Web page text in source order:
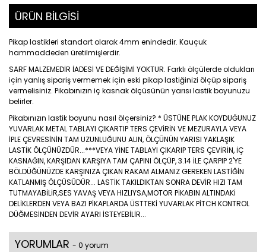
ÜRÜN BİLGİSİ
Pikap lastikleri standart olarak 4mm enindedir. Kauçuk
hammaddeden üretilmişlerdir.
SARF MALZEMEDİR İADESİ VE DEĞİŞİMİ YOKTUR. Farklı ölçülerde oldukları
için yanlış sipariş vermemek için eski pikap lastiğinizi ölçüp sipariş
vermelisiniz. Pikabınızın iç kasnak ölçüsünün yarısı lastik boyunuzu
belirler.
Pikabınızın lastik boyunu nasıl ölçersiniz? * ÜSTÜNE PLAK KOYDUĞUNUZ
YUVARLAK METAL TABLAYI ÇIKARTIP TERS ÇEVİRİN VE MEZURAYLA VEYA
İPLE ÇEVRESİNİN TAM UZUNLUĞUNU ALIN, ÖLÇÜNÜN YARISI YAKLAŞIK
LASTİK ÖLÇÜNÜZDÜR...***VEYA YİNE TABLAYI ÇIKARIP TERS ÇEVİRİN, İÇ
KASNAĞIN, KARŞIDAN KARŞIYA TAM ÇAPINI ÖLÇÜP, 3.14 İLE ÇARPIP 2'YE
BÖLDÜĞÜNÜZDE KARŞINIZA ÇIKAN RAKAM ALMANIZ GEREKEN LASTİĞİN
KATLANMIŞ ÖLÇÜSÜDÜR... LASTİK TAKILDIKTAN SONRA DEVİR HIZI TAM
TUTMAYABİLİR,SES YAVAŞ VEYA HIZLIYSA,MOTOR PİKABIN ALTINDAKİ
DELİKLERDEN VEYA BAZI PİKAPLARDA ÜSTTEKİ YUVARLAK PİTCH KONTROL
DÜĞMESİNDEN DEVİR AYARI İSTEYEBİLİR...
YORUMLAR - 0 yorum